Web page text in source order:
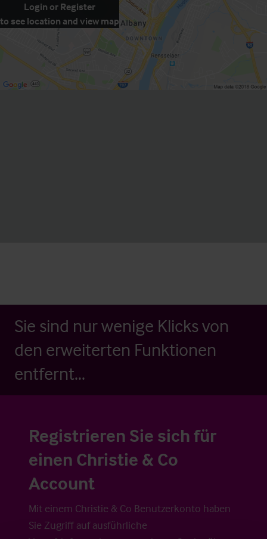
Login or Register
to see location and view map
Sie sind nur wenige Klicks von
den erweiterten Funktionen
entfernt...
Registrieren Sie sich für
einen Christie & Co
Account
Mit einem Christie & Co Benutzerkonto haben
Sie Zugriff auf ausführliche